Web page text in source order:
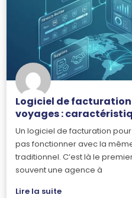
Logiciel de
voyages :
Un logiciel de facturation
pas fonctionner avec la
traditionnel. C’est là le
souvent une agence à
Lire la suite